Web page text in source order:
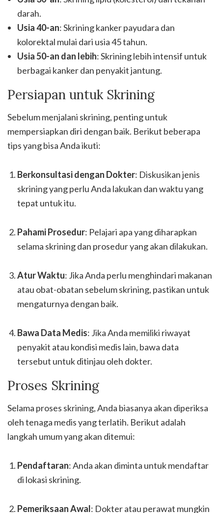
darah.
Usia 40-an: Skrining kanker payudara dan
kolorektal mulai dari usia 45 tahun.
Usia 50-an dan lebih: Skrining lebih intensif untuk
berbagai kanker dan penyakit jantung.
Persiapan untuk Skrining
Sebelum menjalani skrining, penting untuk
mempersiapkan diri dengan baik. Berikut beberapa
tips yang bisa Anda ikuti:
Berkonsultasi dengan Dokter: Diskusikan jenis
skrining yang perlu Anda lakukan dan waktu yang
tepat untuk itu.
Pahami Prosedur: Pelajari apa yang diharapkan
selama skrining dan prosedur yang akan dilakukan.
Atur Waktu: Jika Anda perlu menghindari makanan
atau obat-obatan sebelum skrining, pastikan untuk
mengaturnya dengan baik.
Bawa Data Medis: Jika Anda memiliki riwayat
penyakit atau kondisi medis lain, bawa data
tersebut untuk ditinjau oleh dokter.
Proses Skrining
Selama proses skrining, Anda biasanya akan diperiksa
oleh tenaga medis yang terlatih. Berikut adalah
langkah umum yang akan ditemui:
Pendaftaran: Anda akan diminta untuk mendaftar
di lokasi skrining.
Pemeriksaan Awal: Dokter atau perawat mungkin